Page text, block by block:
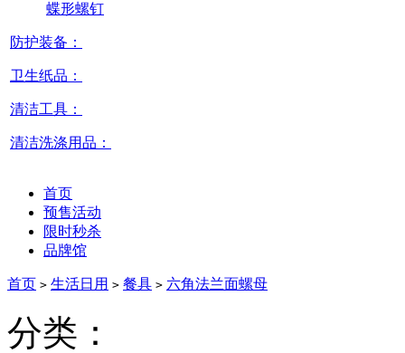
蝶形螺钉
防护装备：
卫生纸品：
清洁工具：
清洁洗涤用品：
首页
预售活动
限时秒杀
品牌馆
首页 > 生活日用 > 餐具 > 六角法兰面螺母
分类：